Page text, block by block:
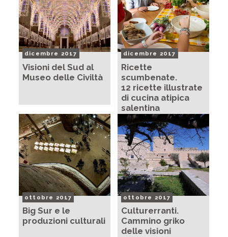
dicembre 2017
Visioni del Sud al
Museo delle Civiltà
dicembre 2017
Ricette
scumbenate.
12 ricette illustrate
di cucina atipica
salentina
ottobre 2017
Big Sur e le
produzioni culturali
ottobre 2017
Culturerranti.
Cammino griko
delle visioni